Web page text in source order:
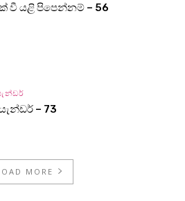
වී යළි පිපෙන්නම් – 56
– 73
MORE